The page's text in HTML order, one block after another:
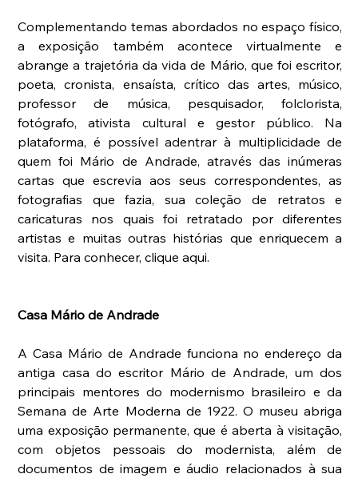
Complementando temas abordados no espaço físico,
a exposição também acontece virtualmente e
abrange a trajetória da vida de Mário, que foi escritor,
poeta, cronista, ensaísta, crítico das artes, músico,
professor de música, pesquisador, folclorista,
fotógrafo, ativista cultural e gestor público. Na
plataforma, é possível adentrar à multiplicidade de
quem foi Mário de Andrade, através das inúmeras
cartas que escrevia aos seus correspondentes, as
fotografias que fazia, sua coleção de retratos e
caricaturas nos quais foi retratado por diferentes
artistas e muitas outras histórias que enriquecem a
visita. Para conhecer, clique aqui.
Casa Mário de Andrade
A Casa Mário de Andrade funciona no endereço da
antiga casa do escritor Mário de Andrade, um dos
principais mentores do modernismo brasileiro e da
Semana de Arte Moderna de 1922. O museu abriga
uma exposição permanente, que é aberta à visitação,
com objetos pessoais do modernista, além de
documentos de imagem e áudio relacionados à sua